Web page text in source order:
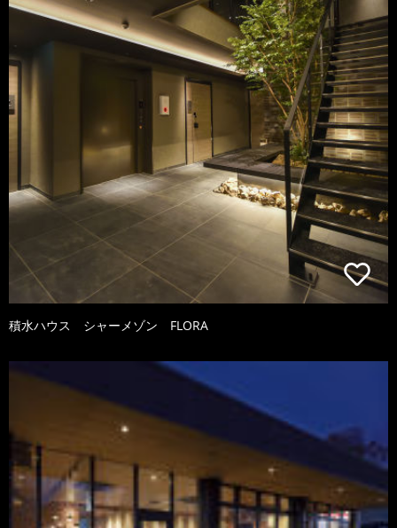
積水ハウス シャーメゾン FLORA